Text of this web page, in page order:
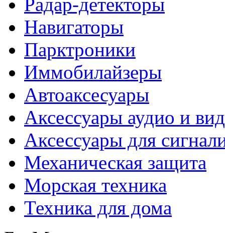
Радар-детекторы
Навигаторы
Парктроники
Иммобилайзеры
Автоаксесуары
Аксессуары аудио и
Аксессуары для
Механическая защита
Морская техника
Техника для дома